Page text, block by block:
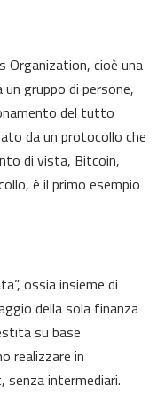
Organization, cioè una
gruppo di persone,
del tutto
da un protocollo che
di vista, Bitcoin,
è il primo esempio
ossia insieme di
della sola finanza
su base
realizzare in
intermediari.